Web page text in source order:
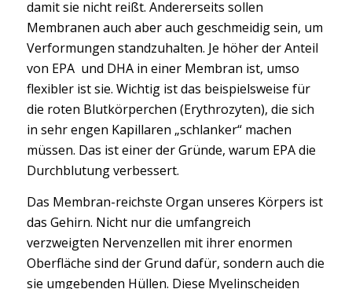
damit sie nicht reißt. Andererseits sollen
Membranen auch aber auch geschmeidig sein, um
Verformungen standzuhalten. Je höher der Anteil
von EPA und DHA in einer Membran ist, umso
flexibler ist sie. Wichtig ist das beispielsweise für
die roten Blutkörperchen (Erythrozyten), die sich
in sehr engen Kapillaren „schlanker“ machen
müssen. Das ist einer der Gründe, warum EPA die
Durchblutung verbessert.
Das Membran-reichste Organ unseres Körpers ist
das Gehirn. Nicht nur die umfangreich
verzweigten Nervenzellen mit ihrer enormen
Oberfläche sind der Grund dafür, sondern auch die
sie umgebenden Hüllen. Diese Myelinscheiden